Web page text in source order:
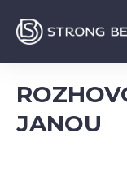
JANOU